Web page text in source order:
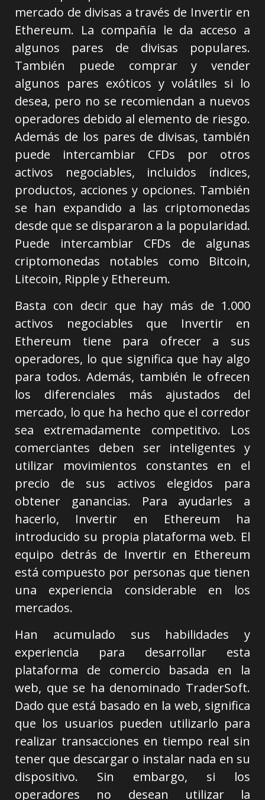
mercado de divisas a través de Invertir en
Ethereum. La compañía le da acceso a
algunos pares de divisas populares.
También puede comprar y vender
algunos pares exóticos y volátiles si lo
desea, pero no se recomiendan a nuevos
operadores debido al elemento de riesgo.
Además de los pares de divisas, también
puede intercambiar CFDs por otros
activos negociables, incluidos índices,
productos, acciones y opciones. También
se han expandido a las criptomonedas
desde que se dispararon a la popularidad.
Puede intercambiar CFDs de algunas
criptomonedas notables como Bitcoin,
Litecoin, Ripple y Ethereum.
Basta con decir que hay más de 1.000
activos negociables que Invertir en
Ethereum tiene para ofrecer a sus
operadores, lo que significa que hay algo
para todos. Además, también le ofrecen
los diferenciales más ajustados del
mercado, lo que ha hecho que el corredor
sea extremadamente competitivo. Los
comerciantes deben ser inteligentes y
utilizar movimientos constantes en el
precio de sus activos elegidos para
obtener ganancias. Para ayudarles a
hacerlo, Invertir en Ethereum ha
introducido su propia plataforma web. El
equipo detrás de Invertir en Ethereum
está compuesto por personas que tienen
una experiencia considerable en los
mercados.
Han acumulado sus habilidades y
experiencia para desarrollar esta
plataforma de comercio basada en la
web, que se ha denominado TraderSoft.
Dado que está basado en la web, significa
que los usuarios pueden utilizarlo para
realizar transacciones en tiempo real sin
tener que descargar o instalar nada en su
dispositivo. Sin embargo, si los
operadores no desean utilizar la